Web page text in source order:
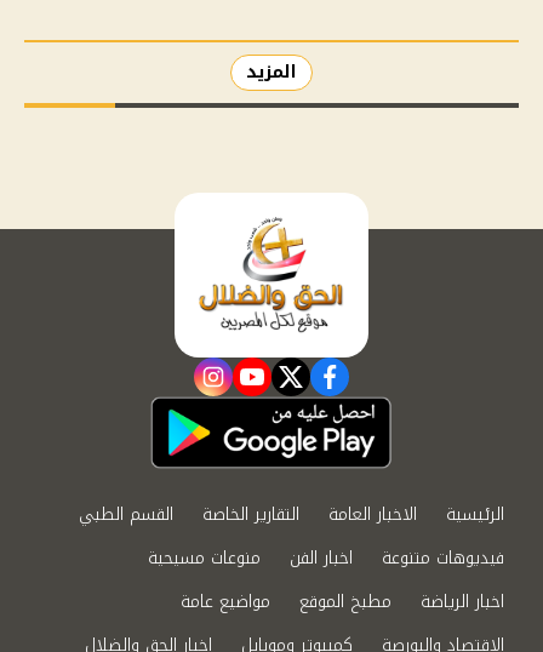
المزيد
facebook
twitter
youtube
instagram
الرئيسية الاخبار العامة التقارير الخاصة
القسم الطبي
فيديوهات متنوعة
اخبار الفن
منوعات مسيحية
اخبار الرياضة
مطبخ الموقع
مواضيع عامة
الاقتصاد والبورصة
كمبيوتر وموبايل اخبار الحق والضلال